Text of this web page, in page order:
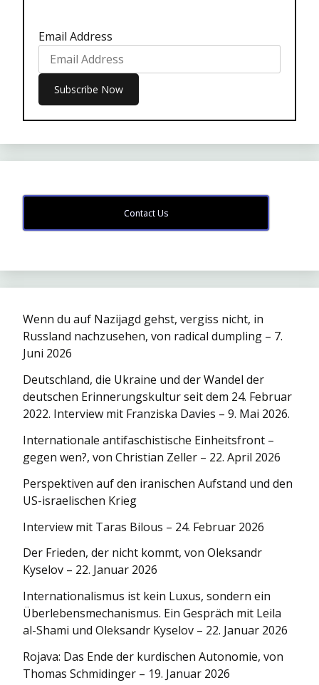
Email Address
Contact Us
Wenn du auf Nazijagd gehst, vergiss nicht, in
Russland nachzusehen, von radical dumpling – 7.
Juni 2026
Deutschland, die Ukraine und der Wandel der
deutschen Erinnerungskultur seit dem 24. Februar
2022. Interview mit Franziska Davies – 9. Mai 2026.
Internationale antifaschistische Einheitsfront –
gegen wen?, von Christian Zeller – 22. April 2026
Perspektiven auf den iranischen Aufstand und den
US-israelischen Krieg
Interview mit Taras Bilous – 24. Februar 2026
Der Frieden, der nicht kommt, von Oleksandr
Kyselov – 22. Januar 2026
Internationa­lismus ist kein Luxus, sondern ein
Überlebens­mechanismus. Ein Gespräch mit Leila
al-Shami und Oleksandr Kyselov – 22. Januar 2026
Rojava: Das Ende der kurdischen Autonomie, von
Thomas Schmidinger – 19. Januar 2026